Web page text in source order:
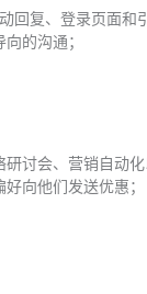
回复、登录页面和
的沟通；
讨会、营销自动
向他们发送优惠；